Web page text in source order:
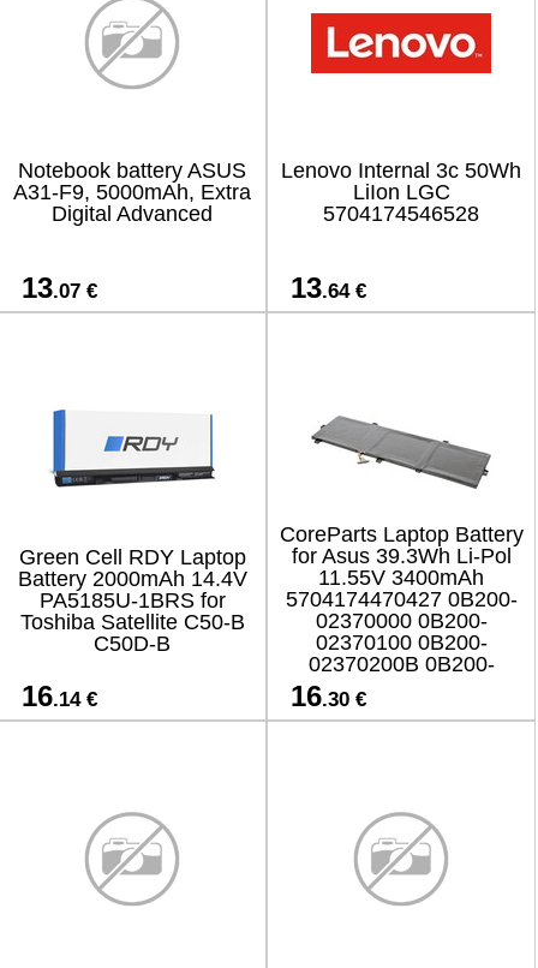
Notebook battery ASUS
A31-F9, 5000mAh, Extra
Digital Advanced
13.07 €
Lenovo Internal 3c 50Wh
LiIon LGC
5704174546528
13.64 €
Green Cell RDY Laptop
Battery 2000mAh 14.4V
PA5185U-1BRS for
Toshiba Satellite C50-B
C50D-B
16.14 €
CoreParts Laptop Battery
for Asus 39.3Wh Li-Pol
11.55V 3400mAh
5704174470427 0B200-
02370000 0B200-
02370100 0B200-
02370200B 0B200-
16.30 €